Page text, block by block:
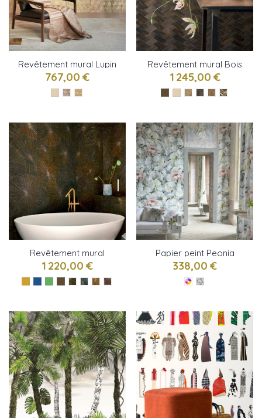
Revêtement mural Lupin
Sauvage de CMO Paris
767,00 €
Revêtement mural Bois
tressé de CMO PAris
1 245,00 €
Revêtement mural
Nénuphar sauvage de
CMO PAris
1 220,00 €
Papier peint Peonia
Grande de Designers
Guild
338,00 €